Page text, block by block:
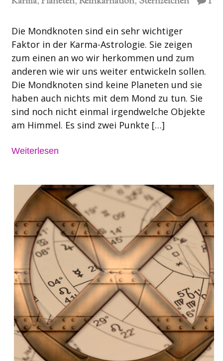
Die Mondknoten sind ein sehr wichtiger
Faktor in der Karma-Astrologie. Sie zeigen
zum einen an wo wir herkommen und zum
anderen wie wir uns weiter entwickeln sollen.
Die Mondknoten sind keine Planeten und sie
haben auch nichts mit dem Mond zu tun. Sie
sind noch nicht einmal irgendwelche Objekte
am Himmel. Es sind zwei Punkte […]
Weiterlesen